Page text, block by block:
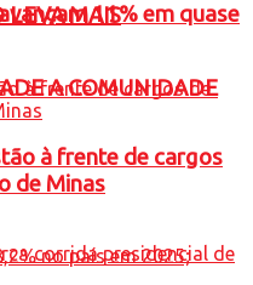
LEVA MAIS
A COMUNIDADE
11% em quase
à frente de cargos
de Minas